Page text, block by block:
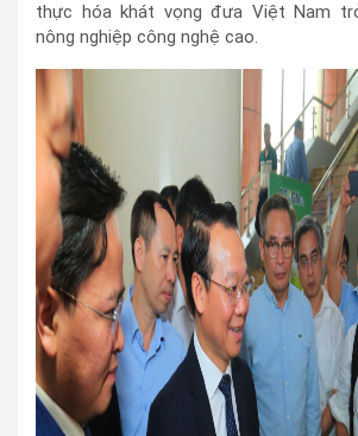
thực hóa khát vọng đưa Việt Nam
nông nghiệp công nghệ cao.